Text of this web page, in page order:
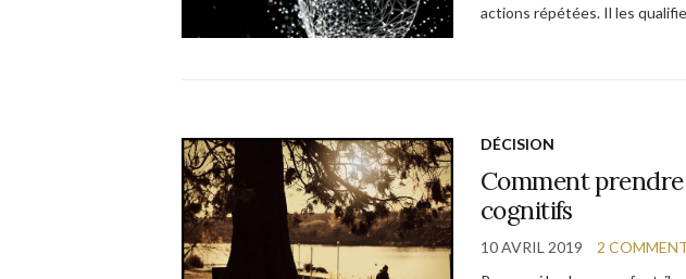
actions répétées. Il les
DÉCISION
Comment prendre
cognitifs
10 AVRIL 2019
2